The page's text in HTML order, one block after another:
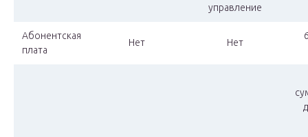
управление
Абонентская
плата
Нет Нет